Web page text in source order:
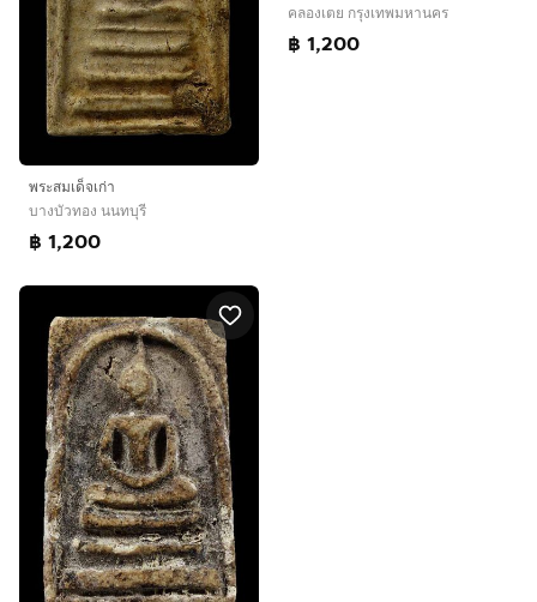
พระสมเด็จเก่า
บางบัวทอง นนทบุรี
฿ 1,200
คลองเตย กรุงเทพมหานคร
฿ 1,200